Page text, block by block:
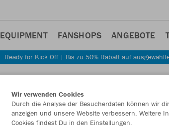
EQUIPMENT FANSHOPS ANGEBOTE
Ready for Kick Off | Bis zu 50% Rabatt auf
Wir verwenden Cookies
Durch die Analyse der Besucherdaten können wir
anzeigen und unsere Website verbessern. Weitere
Cookies findest Du in den Einstellungen.